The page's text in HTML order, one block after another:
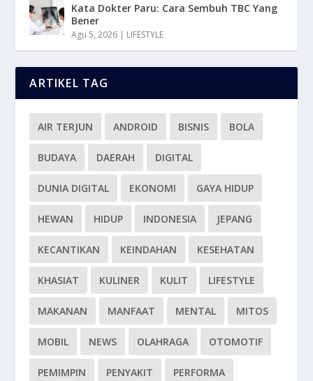
Kata Dokter Paru: Cara Sembuh TBC Yang
Bener
Agu 5, 2026 | LIFESTYLE
ARTIKEL TAG
AIR TERJUN ANDROID BISNIS BOLA
BUDAYA DAERAH DIGITAL
DUNIA DIGITAL EKONOMI GAYA HIDUP
HEWAN HIDUP INDONESIA JEPANG
KECANTIKAN KEINDAHAN KESEHATAN
KHASIAT KULINER KULIT LIFESTYLE
MAKANAN MANFAAT MENTAL MITOS
MOBIL NEWS OLAHRAGA OTOMOTIF
PEMIMPIN PENYAKIT PERFORMA